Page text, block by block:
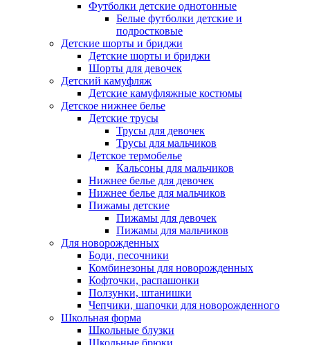
Футболки детские однотонные
Белые футболки детские и
подростковые
Детские шорты и бриджи
Детские шорты и бриджи
Шорты для девочек
Детский камуфляж
Детские камуфляжные костюмы
Детское нижнее белье
Детские трусы
Трусы для девочек
Трусы для мальчиков
Детское термобелье
Кальсоны для мальчиков
Нижнее белье для девочек
Нижнее белье для мальчиков
Пижамы детские
Пижамы для девочек
Пижамы для мальчиков
Для новорожденных
Боди, песочники
Комбинезоны для новорожденных
Кофточки, распашонки
Ползунки, штанишки
Чепчики, шапочки для новорожденного
Школьная форма
Школьные блузки
Школьные брюки